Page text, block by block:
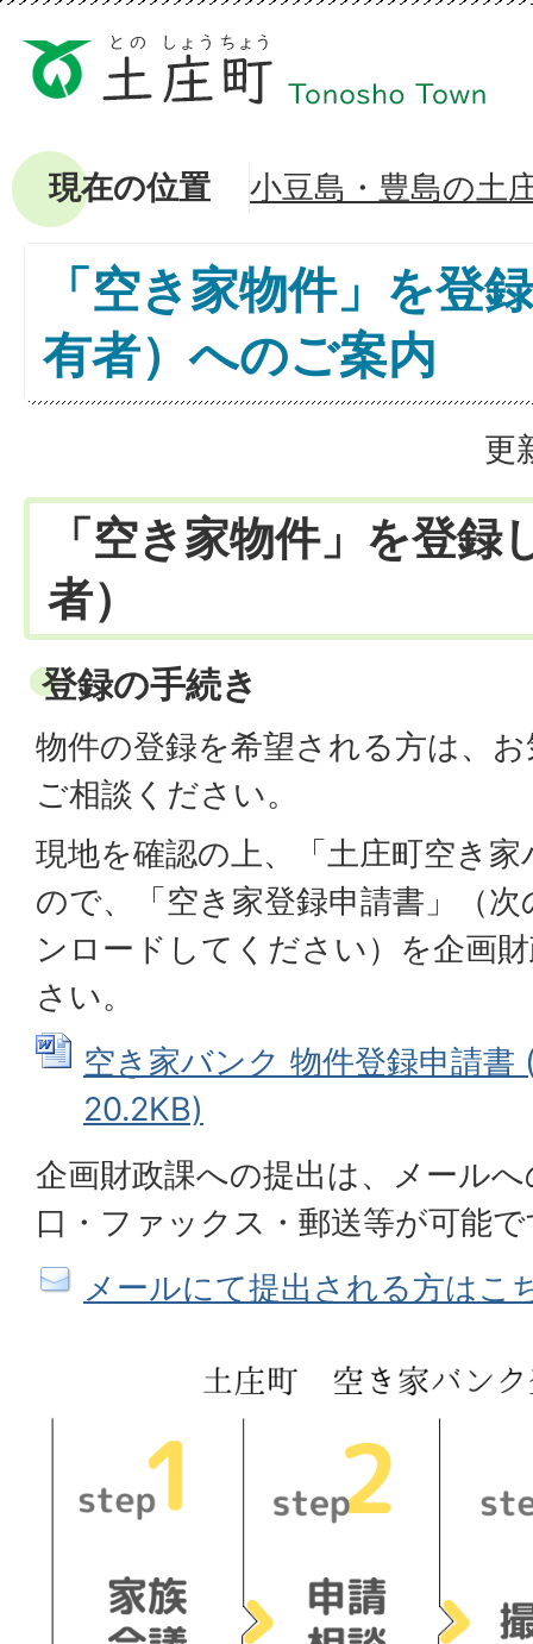
現在の位置 小豆島・豊島の土
「空き家物件」を登
有者）へのご案内
更
「空き家物件」を登録
者）
登録の手続き
物件の登録を希望される方は、
ご相談ください。
現地を確認の上、「土庄町空き
ので、「空き家登録申請書」（
ンロードしてください）を企画
さい。
空き家バンク 物件登録申請
20.2KB)
企画財政課への提出は、メール
口・ファックス・郵送等が可能
メールにて提出される方はこ